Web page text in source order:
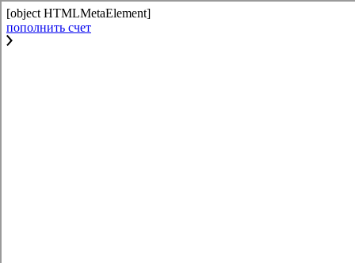
[object HTMLMetaElement]
пополнить счет